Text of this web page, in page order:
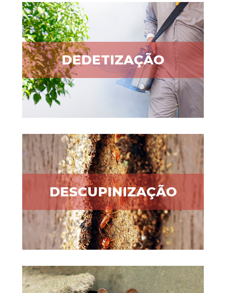
DEDETIZAÇÃO
DESCUPINIZAÇÃO